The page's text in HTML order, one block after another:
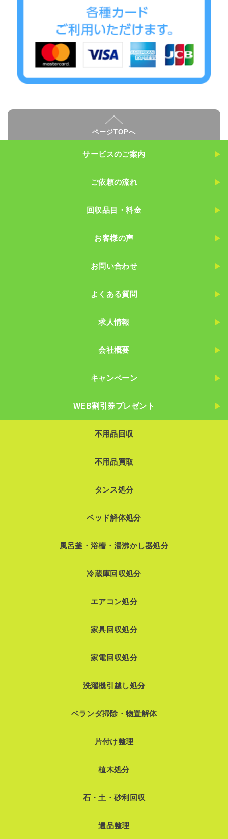
ページTOPへ
サービスのご案内
ご依頼の流れ
回収品目・料金
お客様の声
お問い合わせ
よくある質問
求人情報
会社概要
キャンペーン
WEB割引券プレゼント
不用品回収
不用品買取
タンス処分
ベッド解体処分
風呂釜・浴槽・湯沸かし器処分
冷蔵庫回収処分
エアコン処分
家具回収処分
家電回収処分
洗濯機引越し処分
ベランダ掃除・物置解体
片付け整理
植木処分
石・土・砂利回収
遺品整理